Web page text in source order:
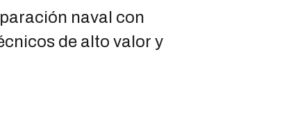
naval con
de alto valor y